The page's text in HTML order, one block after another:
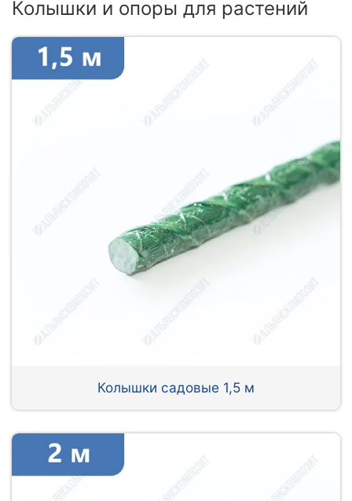
Колышки и опоры для растений
Колышки садовые 1,5 м